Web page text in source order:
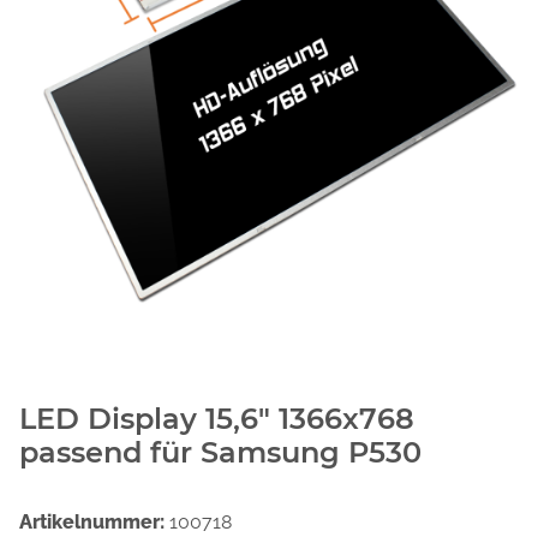
LED Display 15,6" 1366x768
passend für Samsung P530
Artikelnummer: 100718